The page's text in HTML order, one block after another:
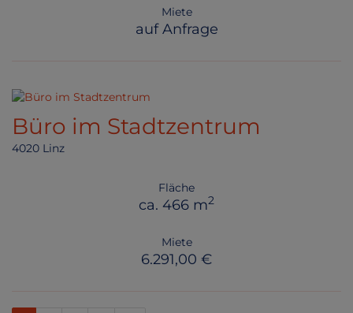
Miete
auf Anfrage
Büro im Stadtzentrum
4020 Linz
Fläche
ca. 466 m2
Miete
6.291,00 €